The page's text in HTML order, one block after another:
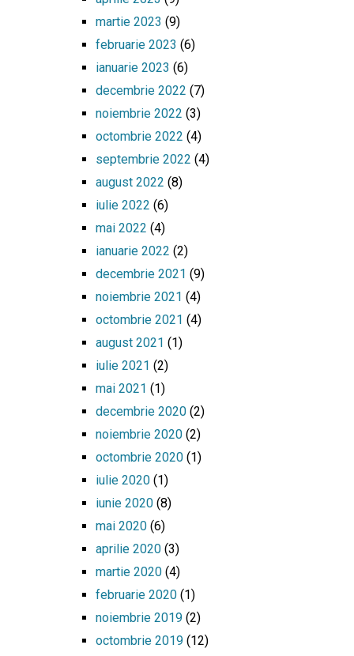
martie 2023 (9)
februarie 2023 (6)
ianuarie 2023 (6)
decembrie 2022 (7)
noiembrie 2022 (3)
octombrie 2022 (4)
septembrie 2022 (4)
august 2022 (8)
iulie 2022 (6)
mai 2022 (4)
ianuarie 2022 (2)
decembrie 2021 (9)
noiembrie 2021 (4)
octombrie 2021 (4)
august 2021 (1)
iulie 2021 (2)
mai 2021 (1)
decembrie 2020(2)
noiembrie 2020(2)
octombrie 2020(1)
iulie 2020(1)
iunie 2020(8)
mai 2020(6)
aprilie 2020(3)
martie 2020(4)
februarie 2020(1)
noiembrie 2019(2)
octombrie 2019(12)